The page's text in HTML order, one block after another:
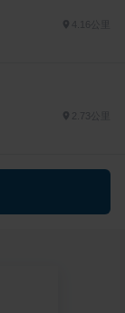
4.16公里